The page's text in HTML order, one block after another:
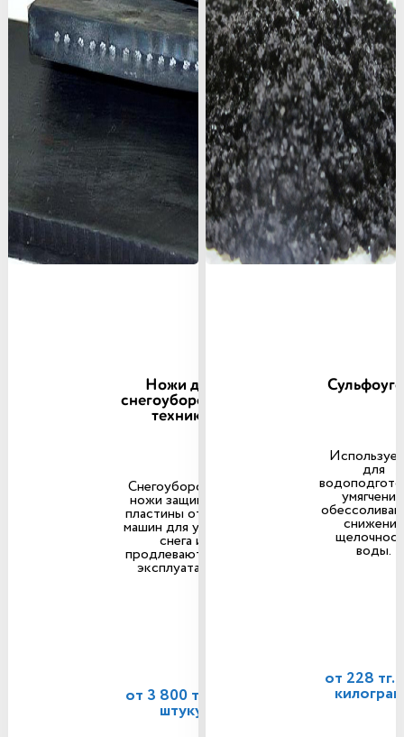
Ножи для
снегоуборочной
техники
Снегоуборочные
ножи защищают
пластины отвалов
машин для уборки
снега и
продлевают срок
эксплуатации.
от 3 800 тг. за 1
штуку
для
снижения
воды.
от 228 тг.